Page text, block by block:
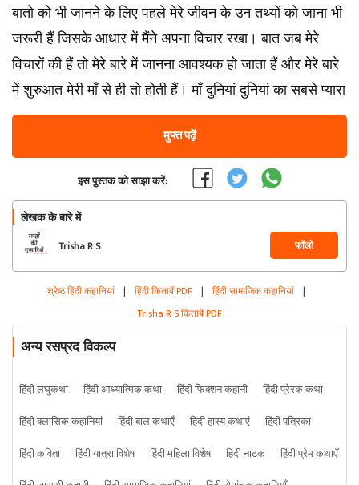
बातो को भी जानने के लिए पहले मेरे जीवन के उन तथ्यों को जाना भी
जरूरी हैं जिसके आधार में मैंने अपना विचार रखा। बात जब मेरे
विचारों की हैं तो मेरे बारे में जानना आवश्यक हो जाता हैं और मेरे बारे
में शुरुआत मेरी माँ से ही तो होती हैं। माँ दुनियां दुनियां का सबसे प्यारा
मुफ्त पढ़ें
इस पुस्तक को साझा करें:
लेखक के बारे में
Trisha R S फॉलो
श्रेष्ठ हिंदी कहानियां | हिंदी किताबें PDF | हिंदी सामाजिक कहानियां |
Trisha R S किताबें PDF
अन्य रसप्रद विकल्प
हिंदी लघुकथा हिंदी आध्यात्मिक कथा हिंदी फिक्शन कहानी
हिंदी प्रेरक कथा
हिंदी क्लासिक कहानियां
हिंदी बाल कथाएँ हिंदी हास्य कथाएं
हिंदी पत्रिका
हिंदी कविता
हिंदी यात्रा विशेष हिंदी महिला विशेष हिंदी नाटक
हिंदी प्रेम कथाएँ